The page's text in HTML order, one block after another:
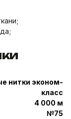
нитки эконом-
класс
4 000 м
№75